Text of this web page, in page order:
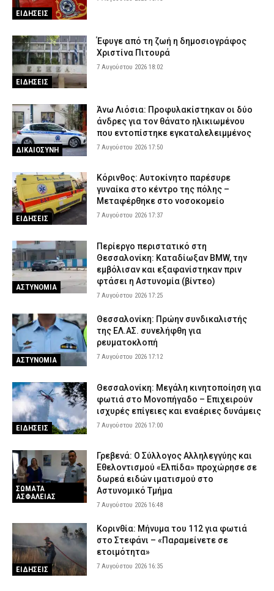
Marfin: Προθεσμία για να απολογηθεί την Τρίτη (11/8) έλαβε η
46χρονη – Επιστρέφει στα κρατητήρια της ΓΑΔΑ
Οικογενειακή τραγωδία στις Σέρρες: Σκοτώθηκαν μητέρα και
γιος – Βίντεο-σοκ από τη στιγμή της σύγκρουσης του ΙΧ με
φορτηγό
7 Αυγούστου 2026 11:54
ΕΙΔΗΣΕΙΣ
ΕΙΔΗΣΕΙΣ
Έφυγε από τη ζωή η δημοσιογράφος
Χριστίνα Πιτουρά
7 Αυγούστου 2026 18:02
ΔΙΚΑΙΟΣΥΝΗ
Άνω Λιόσια: Προφυλακίστηκαν οι δύο
άνδρες για τον θάνατο ηλικιωμένου
που εντοπίστηκε εγκαταλελειμμένος
7 Αυγούστου 2026 17:50
ΕΙΔΗΣΕΙΣ
Κόρινθος: Αυτοκίνητο παρέσυρε
γυναίκα στο κέντρο της πόλης –
Μεταφέρθηκε στο νοσοκομείο
7 Αυγούστου 2026 17:37
ΑΣΤΥΝΟΜΙΑ
Περίεργο περιστατικό στη
Θεσσαλονίκη: Καταδίωξαν BMW, την
εμβόλισαν και εξαφανίστηκαν πριν
φτάσει η Αστυνομία (βίντεο)
7 Αυγούστου 2026 17:25
ΑΣΤΥΝΟΜΙΑ
Θεσσαλονίκη: Πρώην συνδικαλιστής
της ΕΛ.ΑΣ. συνελήφθη για
ρευματοκλοπή
7 Αυγούστου 2026 17:12
ΕΙΔΗΣΕΙΣ
Θεσσαλονίκη: Μεγάλη κινητοποίηση για
φωτιά στο Μονοπήγαδο – Επιχειρούν
ισχυρές επίγειες και εναέριες δυνάμεις
7 Αυγούστου 2026 17:00
ΣΩΜΑΤΑ
ΑΣΦΑΛΕΙΑΣ
Γρεβενά: Ο Σύλλογος Αλληλεγγύης και
Εθελοντισμού «Ελπίδα» προχώρησε σε
δωρεά ειδών ιματισμού στο
Αστυνομικό Τμήμα
7 Αυγούστου 2026 16:48
ΕΙΔΗΣΕΙΣ
Κορινθία: Μήνυμα του 112 για φωτιά
στο Στεφάνι – «Παραμείνετε σε
ετοιμότητα»
7 Αυγούστου 2026 16:35